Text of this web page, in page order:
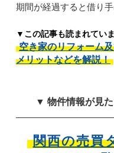
期間が経過すると借り
▼この記事も読まれてい
空き家のリフォーム
メリットなどを解説！
▼ 物件情報が見
関西の売買